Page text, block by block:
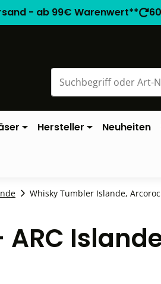
- ab 99€ Warenwert**
Hersteller Neuheiten
Whisky Tumbler Islande,